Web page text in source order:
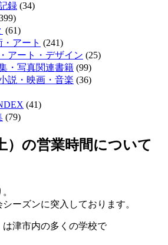
録 (34)
(61)
アート (241)
アート・デザイン (25)
・写真関連書籍 (99)
説・映画・音楽 (36)
(41)
(79)
）の営業時間について
ーズンに突入しております。
津市内の多くの学校で